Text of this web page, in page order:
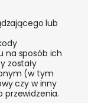
lub
na sposób ich
zostały
(w tym
czy w inny
przewidzenia.